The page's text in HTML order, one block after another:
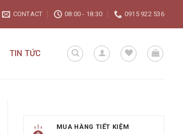
CONTACT 08:00 - 18:30 0915 922 536
TIN TỨC
MUA HÀNG TIẾT KIỆM